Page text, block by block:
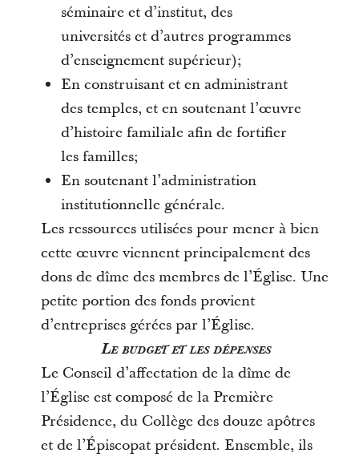
séminaire et d’institut, des
universités et d’autres programmes
d’enseignement supérieur);
En construisant et en administrant
des temples, et en soutenant l’œuvre
d’histoire familiale afin de fortifier
les familles;
En soutenant l’administration
institutionnelle générale.
Les ressources utilisées pour mener à bien
cette œuvre viennent principalement des
dons de dîme des membres de l’Église. Une
petite portion des fonds provient
d’entreprises gérées par l’Église.
Le budget et les dépenses
Le Conseil d’affectation de la dîme de
l’Église est composé de la Première
Présidence, du Collège des douze apôtres
et de l’Épiscopat président. Ensemble, ils